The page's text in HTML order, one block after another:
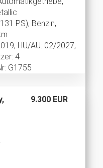
PS), Benzin,
HU/AU: 02/2027,
4
G1755
9.300 EUR